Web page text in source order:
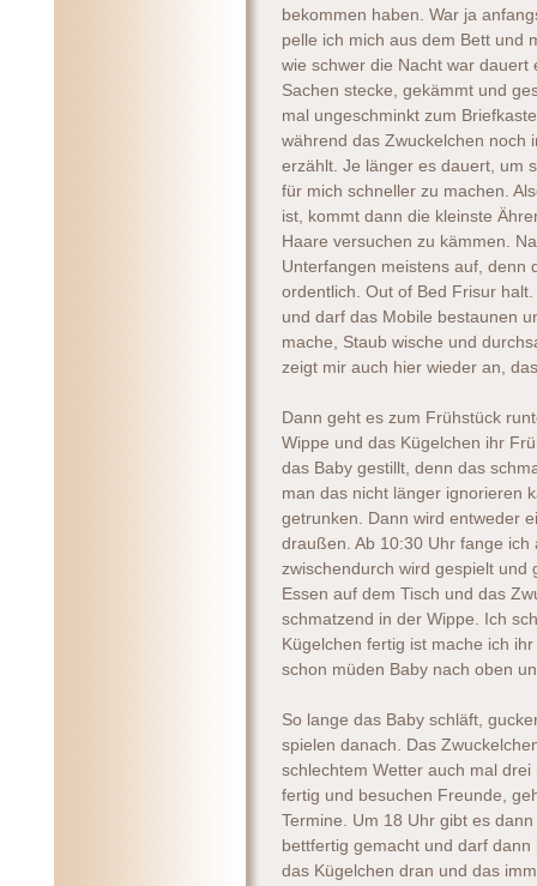
bekommen haben. War ja
pelle ich mich aus dem Bett und
wie schwer die Nacht war
Sachen stecke, gekämmt und
mal ungeschminkt zum
während das Zwuckelchen noch
erzählt. Je länger es dauert, um
für mich schneller zu machen.
ist, kommt dann die kleinste
Haare versuchen zu kämmen.
Unterfangen meistens auf, denn
ordentlich. Out of Bed Frisur
und darf das Mobile bestaunen
mache, Staub wische und
zeigt mir auch hier wieder an,
Dann geht es zum Frühstück
Wippe und das Kügelchen ihr
das Baby gestillt, denn das
man das nicht länger ignorieren
getrunken. Dann wird entweder
draußen. Ab 10:30 Uhr fange
zwischendurch wird gespielt und
Essen auf dem Tisch und das
schmatzend in der Wippe. Ich
Kügelchen fertig ist mache ich
schon müden Baby nach oben
So lange das Baby schläft,
spielen danach. Das
schlechtem Wetter auch mal
fertig und besuchen Freunde,
Termine. Um 18 Uhr gibt es
bettfertig gemacht und darf
das Kügelchen dran und das